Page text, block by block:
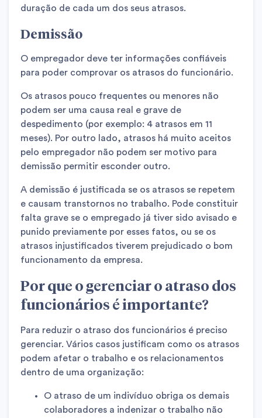
duração de cada um dos seus atrasos.
Demissão
O empregador deve ter informações confiáveis ​​
para poder comprovar os atrasos do funcionário.
Os atrasos pouco frequentes ou menores não
podem ser uma causa real e grave de
despedimento (por exemplo: 4 atrasos em 11
meses). Por outro lado, atrasos há muito aceitos
pelo empregador não podem ser motivo para
demissão permitir esconder outro.
A demissão é justificada se os atrasos se repetem
e causam transtornos no trabalho. Pode constituir
falta grave se o empregado já tiver sido avisado e
punido previamente por esses fatos, ou se os
atrasos injustificados tiverem prejudicado o bom
funcionamento da empresa.
Por que o gerenciar o atraso dos
funcionários é importante?
Para reduzir o atraso dos funcionários é preciso
gerenciar. Vários casos justificam como os atrasos
podem afetar o trabalho e os relacionamentos
dentro de uma organização:
O atraso de um indivíduo obriga os demais
colaboradores a indenizar o trabalho não